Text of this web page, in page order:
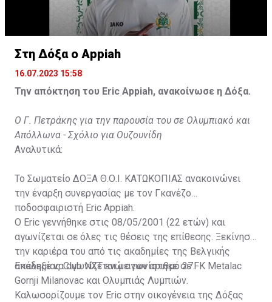
Στη Δόξα ο Appiah
16.07.2023 15:58
Την απόκτηση του Eric Appiah, ανακοίνωσε η Δόξα.
Ο Γ. Πετράκης για την παρουσία του σε Ολυμπιακό και
Απόλλωνα - Σχόλιο για Ουζουνίδη
Αναλυτικά:
Το Σωματείο ΔΟΞΑ Θ.Ο.Ι. ΚΑΤΩΚΟΠΙΑΣ ανακοινώνει
την έναρξη συνεργασίας με τον Γκανέζο
ποδοσφαιριστή Eric Appiah.
Ο Eric γεννήθηκε στις 08/05/2001 (22 ετών) και
αγωνίζεται σε όλες τις θέσεις της επίθεσης. Ξεκίνησε
την καριέρα του από τις ακαδημίες της Βελγικής
ακαδημίας Club NXT ενώ αγωνίστηκε σε FK Metalac
Gornji Milanovac και Ολυμπιάς Λυμπιών.
Επέλεξε να αγωνίζεται με τον αριθμό 27.
Καλωσορίζουμε τον Eric στην οικογένεια της Δόξας